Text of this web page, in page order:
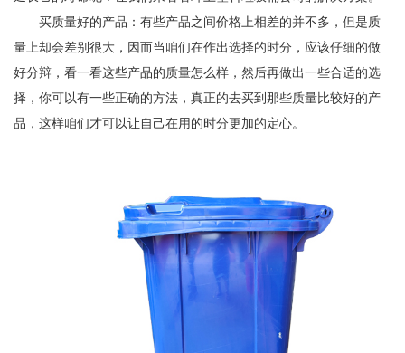
买质量好的产品：有些产品之间价格上相差的并不多，但是质
量上却会差别很大，因而当咱们在作出选择的时分，应该仔细的做
好分辩，看一看这些产品的质量怎么样，然后再做出一些合适的选
择，你可以有一些正确的方法，真正的去买到那些质量比较好的产
品，这样咱们才可以让自己在用的时分更加的定心。